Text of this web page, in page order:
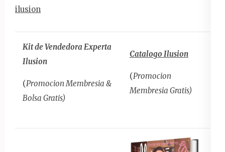
ilusion
Kit de Vendedora Experta
Ilusion
(Promocion Membresia &
Bolsa Gratis)
Catalogo Ilusion
(Promocion
Membresia Gratis)